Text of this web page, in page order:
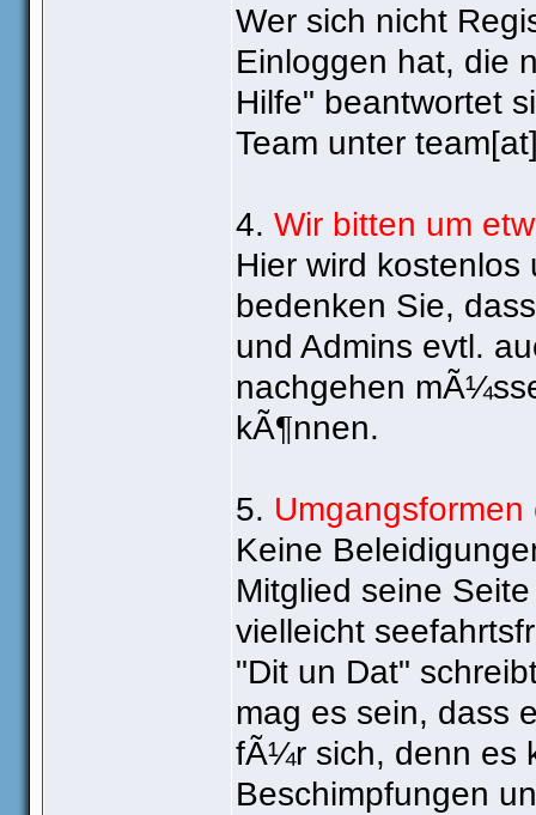
Wer sich nicht
Einloggen hat, die
Hilfe" beantwortet
Team unter
4. Wir bitten um
Hier wird
bedenken Sie,
und Admins evtl.
nachgehen
kÃ¶nnen.
5. Umgangsformen
Keine
Mitglied seine
vielleicht
"Dit un Dat"
mag es sein, dass
fÃ¼r sich, denn es
Beschimpfungen